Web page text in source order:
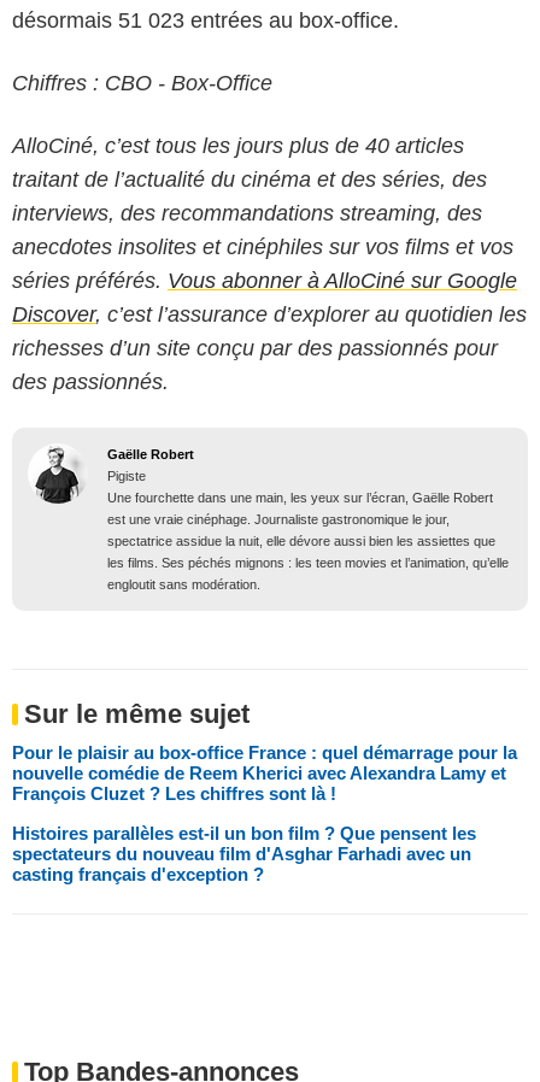
désormais 51 023 entrées au box-office.
Chiffres : CBO - Box-Office
AlloCiné, c’est tous les jours plus de 40 articles
traitant de l’actualité du cinéma et des séries, des
interviews, des recommandations streaming, des
anecdotes insolites et cinéphiles sur vos films et vos
séries préférés. Vous abonner à AlloCiné sur Google
Discover, c’est l’assurance d’explorer au quotidien les
richesses d’un site conçu par des passionnés pour
des passionnés.
Gaëlle Robert
Pigiste
Une fourchette dans une main, les yeux sur l’écran, Gaëlle Robert
est une vraie cinéphage. Journaliste gastronomique le jour,
spectatrice assidue la nuit, elle dévore aussi bien les assiettes que
les films. Ses péchés mignons : les teen movies et l’animation, qu’elle
engloutit sans modération.
Sur le même sujet
Pour le plaisir au box-office France : quel démarrage pour la
nouvelle comédie de Reem Kherici avec Alexandra Lamy et
François Cluzet ? Les chiffres sont là !
Histoires parallèles est-il un bon film ? Que pensent les
spectateurs du nouveau film d'Asghar Farhadi avec un
casting français d'exception ?
Top Bandes-annonces